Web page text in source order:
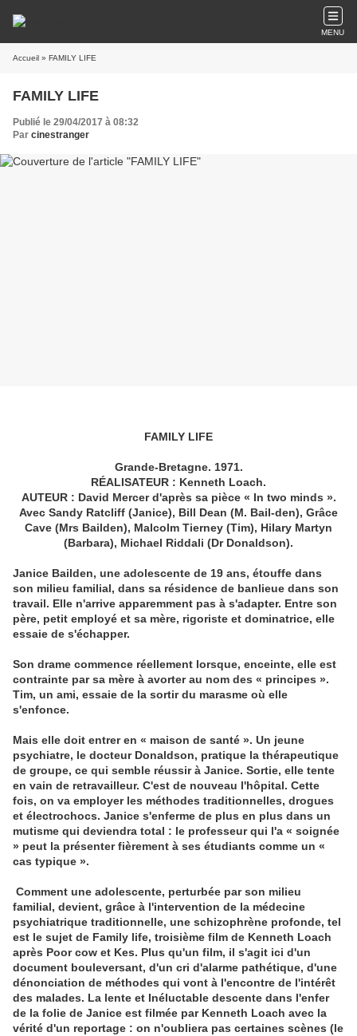
MENU
Accueil » FAMILY LIFE
FAMILY LIFE
Publié le 29/04/2017 à 08:32
Par cinestranger
FAMILY LIFE
Grande-Bretagne. 1971.
RÉALISATEUR : Kenneth Loach.
AUTEUR : David Mercer d'après sa pièce « In two minds ».
Avec Sandy Ratcliff (Janice), Bill Dean (M. Bail-den), Grâce
Cave (Mrs Bailden), Malcolm Tierney (Tim), Hilary Martyn
(Barbara), Michael Riddali (Dr Donaldson).
Janice Bailden, une adolescente de 19 ans, étouffe dans
son milieu familial, dans sa résidence de banlieue dans son
travail. Elle n'arrive apparemment pas à s'adapter. Entre son
père, petit employé et sa mère, rigoriste et dominatrice, elle
essaie de s'échapper.
Son drame commence réellement lorsque, enceinte, elle est
contrainte par sa mère à avorter au nom des « principes ».
Tim, un ami, essaie de la sortir du marasme où elle
s'enfonce.
Mais elle doit entrer en « maison de santé ». Un jeune
psychiatre, le docteur Donaldson, pratique la thérapeutique
de groupe, ce qui semble réussir à Janice. Sortie, elle tente
en vain de retravailleur. C'est de nouveau l'hôpital. Cette
fois, on va employer les méthodes traditionnelles, drogues
et électrochocs. Janice s'enferme de plus en plus dans un
mutisme qui deviendra total : le professeur qui l'a « soignée
» peut la présenter fièrement à ses étudiants comme un «
cas typique ».
Comment une adolescente, perturbée par son milieu
familial, devient, grâce à l'intervention de la médecine
psychiatrique traditionnelle, une schizophrène profonde, tel
est le sujet de Family life, troisième film de Kenneth Loach
après Poor cow et Kes. Plus qu'un film, il s'agit ici d'un
document bouleversant, d'un cri d'alarme pathétique, d'une
dénonciation de méthodes qui vont à l'encontre de l'intérêt
des malades. La lente et Inéluctable descente dans l'enfer
de la folie de Janice est filmée par Kenneth Loach avec la
vérité d'un reportage : on n'oubliera pas certaines scènes (le